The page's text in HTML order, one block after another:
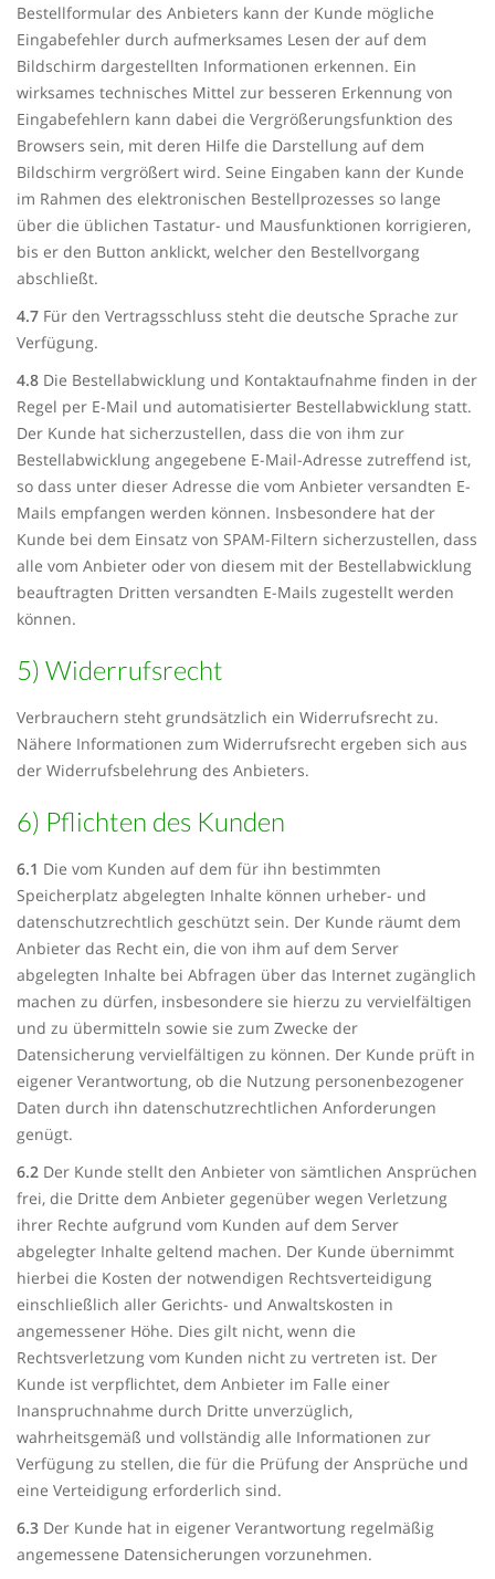
Bestellformular des Anbieters kann der Kunde mögliche
Eingabefehler durch aufmerksames Lesen der auf dem
Bildschirm dargestellten Informationen erkennen. Ein
wirksames technisches Mittel zur besseren Erkennung von
Eingabefehlern kann dabei die Vergrößerungsfunktion des
Browsers sein, mit deren Hilfe die Darstellung auf dem
Bildschirm vergrößert wird. Seine Eingaben kann der Kunde
im Rahmen des elektronischen Bestellprozesses so lange
über die üblichen Tastatur- und Mausfunktionen korrigieren,
bis er den Button anklickt, welcher den Bestellvorgang
abschließt.
4.7 Für den Vertragsschluss steht die deutsche Sprache zur
Verfügung.
4.8 Die Bestellabwicklung und Kontaktaufnahme finden in der
Regel per E-Mail und automatisierter Bestellabwicklung statt.
Der Kunde hat sicherzustellen, dass die von ihm zur
Bestellabwicklung angegebene E-Mail-Adresse zutreffend ist,
so dass unter dieser Adresse die vom Anbieter versandten E-
Mails empfangen werden können. Insbesondere hat der
Kunde bei dem Einsatz von SPAM-Filtern sicherzustellen, dass
alle vom Anbieter oder von diesem mit der Bestellabwicklung
beauftragten Dritten versandten E-Mails zugestellt werden
können.
5) Widerrufsrecht
Verbrauchern steht grundsätzlich ein Widerrufsrecht zu.
Nähere Informationen zum Widerrufsrecht ergeben sich aus
der Widerrufsbelehrung des Anbieters.
6) Pflichten des Kunden
6.1 Die vom Kunden auf dem für ihn bestimmten
Speicherplatz abgelegten Inhalte können urheber- und
datenschutzrechtlich geschützt sein. Der Kunde räumt dem
Anbieter das Recht ein, die von ihm auf dem Server
abgelegten Inhalte bei Abfragen über das Internet zugänglich
machen zu dürfen, insbesondere sie hierzu zu vervielfältigen
und zu übermitteln sowie sie zum Zwecke der
Datensicherung vervielfältigen zu können. Der Kunde prüft in
eigener Verantwortung, ob die Nutzung personenbezogener
Daten durch ihn datenschutzrechtlichen Anforderungen
genügt.
6.2 Der Kunde stellt den Anbieter von sämtlichen Ansprüchen
frei, die Dritte dem Anbieter gegenüber wegen Verletzung
ihrer Rechte aufgrund vom Kunden auf dem Server
abgelegter Inhalte geltend machen. Der Kunde übernimmt
hierbei die Kosten der notwendigen Rechtsverteidigung
einschließlich aller Gerichts- und Anwaltskosten in
angemessener Höhe. Dies gilt nicht, wenn die
Rechtsverletzung vom Kunden nicht zu vertreten ist. Der
Kunde ist verpflichtet, dem Anbieter im Falle einer
Inanspruchnahme durch Dritte unverzüglich,
wahrheitsgemäß und vollständig alle Informationen zur
Verfügung zu stellen, die für die Prüfung der Ansprüche und
eine Verteidigung erforderlich sind.
6.3 Der Kunde hat in eigener Verantwortung regelmäßig
angemessene Datensicherungen vorzunehmen.